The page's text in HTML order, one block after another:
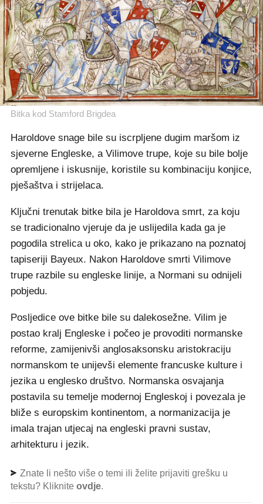
Bitka kod Stamford Brigdea
Haroldove snage bile su iscrpljene dugim maršom iz
sjeverne Engleske, a Vilimove trupe, koje su bile bolje
opremljene i iskusnije, koristile su kombinaciju konjice,
pješaštva i strijelaca.
Ključni trenutak bitke bila je Haroldova smrt, za koju
se tradicionalno vjeruje da je uslijedila kada ga je
pogodila strelica u oko, kako je prikazano na poznatoj
tapiseriji Bayeux. Nakon Haroldove smrti Vilimove
trupe razbile su engleske linije, a Normani su odnijeli
pobjedu​.
Posljedice ove bitke bile su dalekosežne. Vilim je
postao kralj Engleske i počeo je provoditi normanske
reforme, zamijenivši anglosaksonsku aristokraciju
normanskom te unijevši elemente francuske kulture i
jezika u englesko društvo. Normanska osvajanja
postavila su temelje modernoj Engleskoj i povezala je
bliže s europskim kontinentom, a normanizacija je
imala trajan utjecaj na engleski pravni sustav,
arhitekturu i jezik​.
Znate li nešto više o temi ili želite prijaviti grešku u
tekstu? Kliknite ovdje.